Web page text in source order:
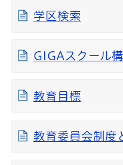
学区検索
GIGAスクール
教育目標
教育委員会制度